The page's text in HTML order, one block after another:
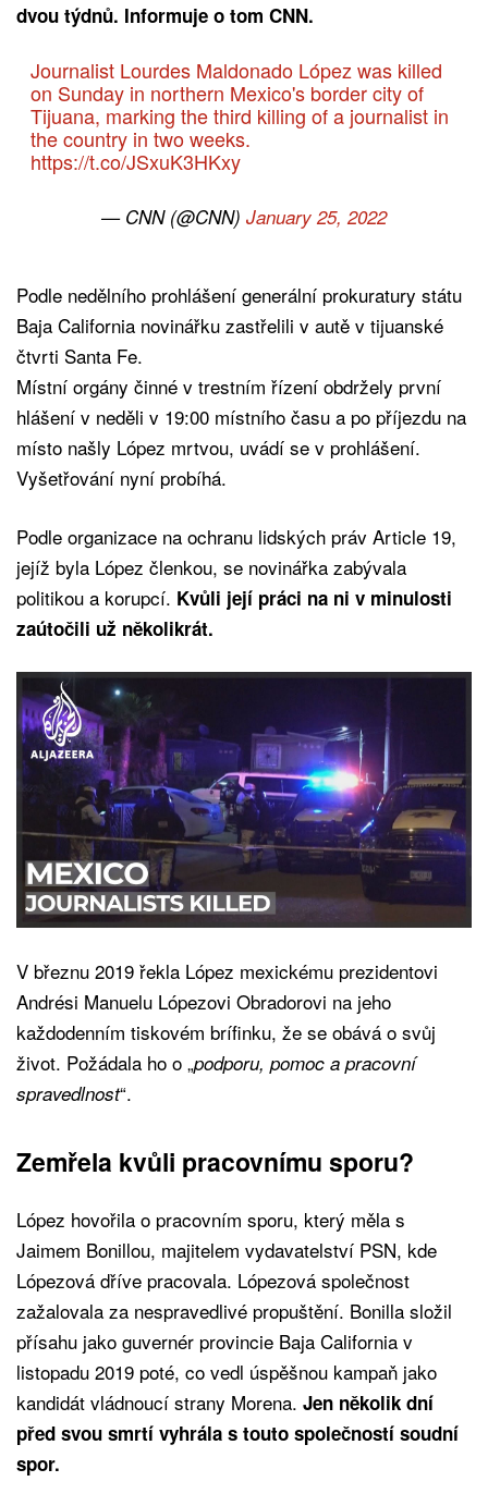
dvou týdnů. Informuje o tom CNN.
Journalist Lourdes Maldonado López was killed
on Sunday in northern Mexico's border city of
Tijuana, marking the third killing of a journalist in
the country in two weeks.
https://t.co/JSxuK3HKxy
— CNN (@CNN) January 25, 2022
Podle nedělního prohlášení generální prokuratury státu
Baja California novinářku zastřelili v autě v tijuanské
čtvrti Santa Fe.
Místní orgány činné v trestním řízení obdržely první
hlášení v neděli v 19:00 místního času a po příjezdu na
místo našly López mrtvou, uvádí se v prohlášení.
Vyšetřování nyní probíhá.
Podle organizace na ochranu lidských práv Article 19,
jejíž byla López členkou, se novinářka zabývala
politikou a korupcí. Kvůli její práci na ni v minulosti
zaútočili už několikrát.
V březnu 2019 řekla López mexickému prezidentovi
Andrési Manuelu Lópezovi Obradorovi na jeho
každodenním tiskovém brífinku, že se obává o svůj
život. Požádala ho o „podporu, pomoc a pracovní
spravedlnost“.
Zemřela kvůli pracovnímu sporu?
López hovořila o pracovním sporu, který měla s
Jaimem Bonillou, majitelem vydavatelství PSN, kde
Lópezová dříve pracovala. Lópezová společnost
zažalovala za nespravedlivé propuštění. Bonilla složil
přísahu jako guvernér provincie Baja California v
listopadu 2019 poté, co vedl úspěšnou kampaň jako
kandidát vládnoucí strany Morena. Jen několik dní
před svou smrtí vyhrála s touto společností soudní
spor.